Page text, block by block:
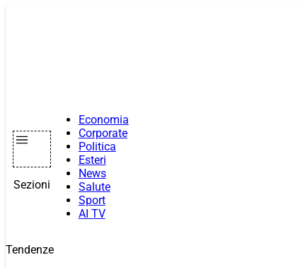
Sezioni
Economia
Corporate
Politica
Esteri
News
Salute
Sport
AI TV
Tendenze